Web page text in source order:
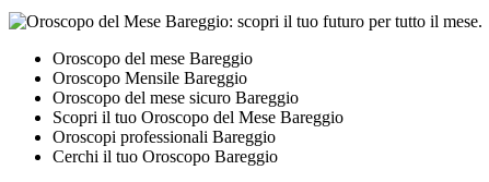
Oroscopo del mese Bareggio
Oroscopo Mensile Bareggio
Oroscopo del mese sicuro Bareggio
Scopri il tuo Oroscopo del Mese Bareggio
Oroscopi professionali Bareggio
Cerchi il tuo Oroscopo Bareggio